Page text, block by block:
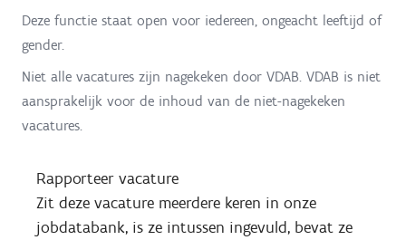
Deze functie staat open voor iedereen, ongeacht leeftijd of
gender.
Niet alle vacatures zijn nagekeken door VDAB. VDAB is niet
aansprakelijk voor de inhoud van de niet-nagekeken
vacatures.
Rapporteer vacature
Zit deze vacature meerdere keren in onze
jobdatabank, is ze intussen ingevuld, bevat ze